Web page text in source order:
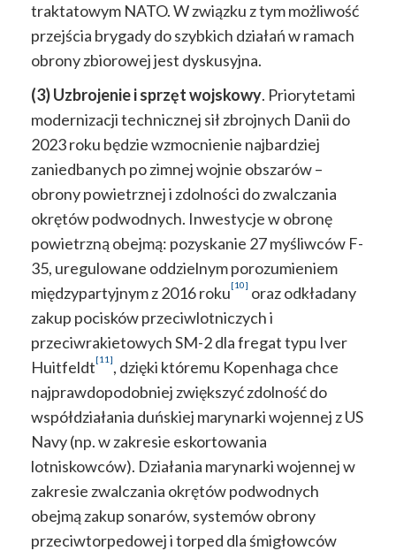
traktatowym NATO. W związku z tym możliwość
przejścia brygady do szybkich działań w ramach
obrony zbiorowej jest dyskusyjna.
(3) Uzbrojenie i sprzęt wojskowy. Priorytetami
modernizacji technicznej sił zbrojnych Danii do
2023 roku będzie wzmocnienie najbardziej
zaniedbanych po zimnej wojnie obszarów –
obrony powietrznej i zdolności do zwalczania
okrętów podwodnych. Inwestycje w obronę
powietrzną obejmą: pozyskanie 27 myśliwców F-
35, uregulowane oddzielnym porozumieniem
międzypartyjnym z 2016 roku[10] oraz odkładany
zakup pocisków przeciwlotniczych i
przeciwrakietowych SM-2 dla fregat typu Iver
Huitfeldt[11], dzięki któremu Kopenhaga chce
najprawdopodobniej zwiększyć zdolność do
współdziałania duńskiej marynarki wojennej z US
Navy (np. w zakresie eskortowania
lotniskowców). Działania marynarki wojennej w
zakresie zwalczania okrętów podwodnych
obejmą zakup sonarów, systemów obrony
przeciwtorpedowej i torped dla śmigłowców